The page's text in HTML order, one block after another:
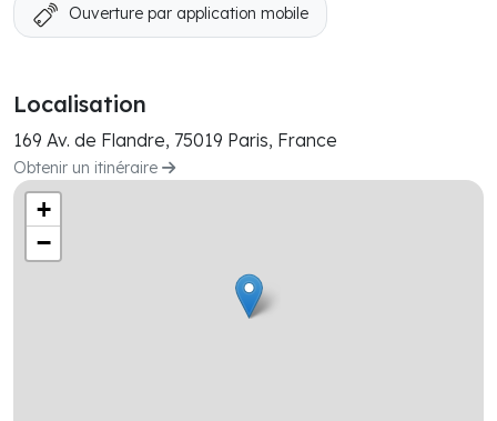
Ouverture par application mobile
Localisation
169 Av. de Flandre, 75019 Paris, France
Obtenir un itinéraire
+
−